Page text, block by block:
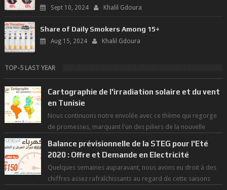
Sept 10, 2024 Khalil Gdoura
Share of Daily Smokers Among 15+
Aug 15, 2024 Khalil Gdoura
TOP-5 LAST YEAR
Cartographie de l'irradiation solaire et du vent
en Tunisie
Nous continuons notre envolée avec ce thème qui regorge
de promesses, marquant l'un des piliers de la nouvelle
Balance prévisionnelle de la STEG pour l'Eté
2020 : Offre et Demande en Electricité
Quelques semaines auparavant, nous avons eu droit à des
chiffres assez rafraîchissants au regard de cette saisons